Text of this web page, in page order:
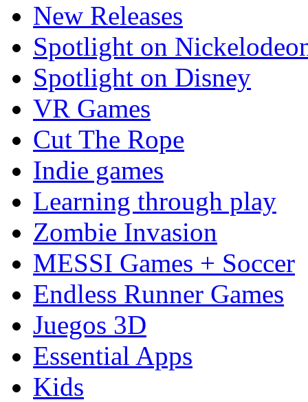
New Releases
Spotlight on
Spotlight on Disney
VR Games
Cut The Rope
Indie games
Learning through play
Zombie Invasion
MESSI Games + Soccer
Endless Runner Games
Juegos 3D
Essential Apps
Kids